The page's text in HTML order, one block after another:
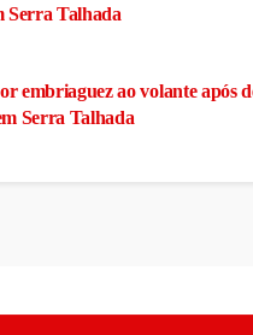
Serra Talhada
embriaguez ao volante após
Serra Talhada